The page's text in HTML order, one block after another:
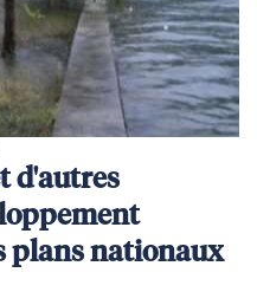
d'autres
plans nationaux